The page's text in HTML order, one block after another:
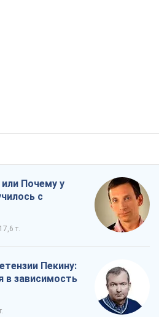
Почему у
с
17,6 т.
Пекину:
в зависимость